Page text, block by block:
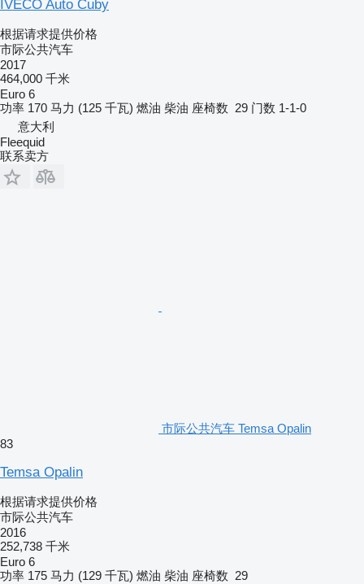
IVECO Auto Cuby
根据请求提供价格
市际公共汽车
2017
464,000 千米
Euro 6
功率 170 马力 (125 千瓦) 燃油 柴油 座椅数 29 门数 1-1-0
意大利
Fleequid
联系卖方
市际公共汽车 Temsa Opalin
83
Temsa Opalin
根据请求提供价格
市际公共汽车
2016
252,738 千米
Euro 6
功率 175 马力 (129 千瓦) 燃油 柴油 座椅数 29